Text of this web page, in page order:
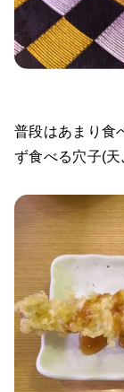
普段はあまり食
ず食べる穴子(